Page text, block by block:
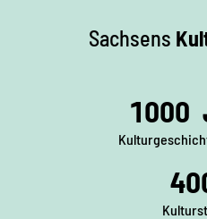
Sachsens
1000